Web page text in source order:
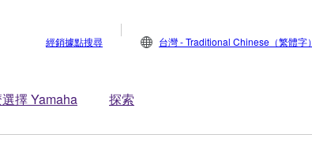
擇 Yamaha 探索
經銷據點搜尋 台灣 - Traditional Chinese（繁體字）